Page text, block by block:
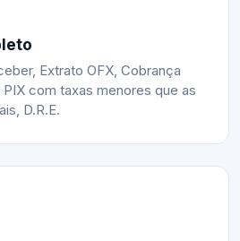
Extrato OFX, Cobrança
com taxas menores que as
D.R.E.